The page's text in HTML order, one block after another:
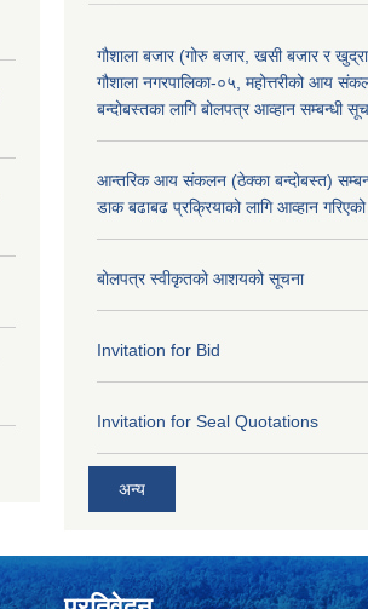
गौशाला बजार (गोरु बजार, खसी बजार र
गौशाला नगरपालिका-०५, महोत्तरीको आय
बन्दोबस्तका लागि बोलपत्र आव्हान सम्बन्धी
आन्तरिक आय संकलन (ठेक्का बन्दोबस्त)
डाक बढाबढ प्रक्रियाको लागि आव्हान
बोलपत्र स्वीकृतको आशयको सूचना
Invitation for Bid
Invitation for Seal Quotations
अन्य